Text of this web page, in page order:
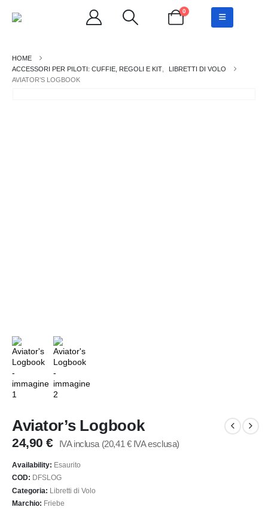
0
ACCESSORI PER PILOTI: CUFFIE, REGOLI E KIT
LIBRETTI DI VOLO
AVIATOR’S LOGBOOK
Aviator’s Logbook
24,90€ IVA inclusa (20,41 €IVA esclusa)
Availability: Esaurito
COD: DFSLOG
Categoria: Libretti di Volo
Marchio: Friebe